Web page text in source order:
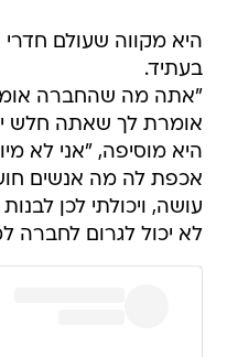
היא מקווה שעולם
בעתיד.
"אתה מה שהחברה
אומרת לך שאתה חלש
היא מוסיפה, "אני לא
אכפת לה מה אנשים
עושה, ויכולתי לכן
לא יכול לגרום לחברה